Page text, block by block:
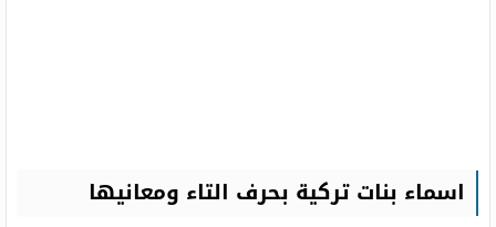
اسماء بنات تركية بحرف التاء ومعانيها